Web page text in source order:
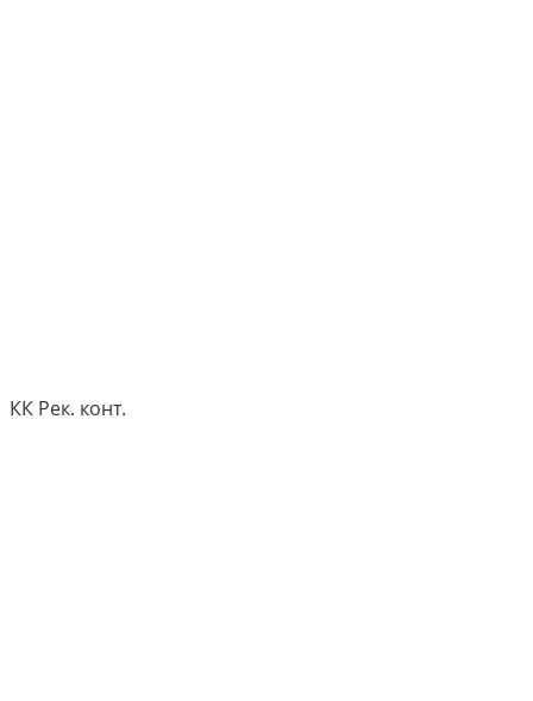
КК Рек. конт.